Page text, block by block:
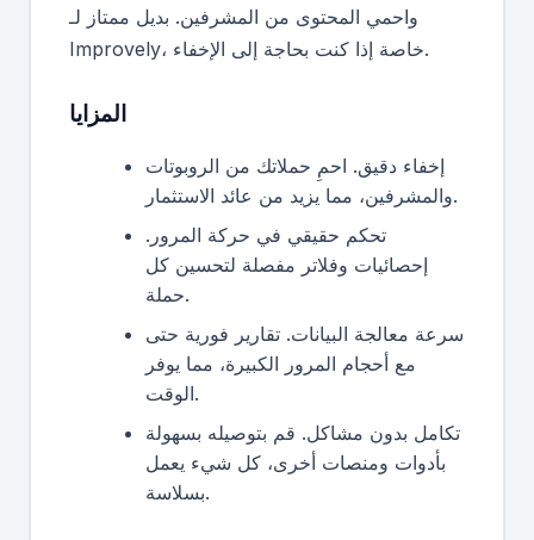
واحمي المحتوى من المشرفين. بديل ممتاز لـ
Improvely، خاصة إذا كنت بحاجة إلى الإخفاء.
المزايا
إخفاء دقيق. احمِ حملاتك من الروبوتات
والمشرفين، مما يزيد من عائد الاستثمار.
تحكم حقيقي في حركة المرور.
إحصائيات وفلاتر مفصلة لتحسين كل
حملة.
سرعة معالجة البيانات. تقارير فورية حتى
مع أحجام المرور الكبيرة، مما يوفر
الوقت.
تكامل بدون مشاكل. قم بتوصيله بسهولة
بأدوات ومنصات أخرى، كل شيء يعمل
بسلاسة.